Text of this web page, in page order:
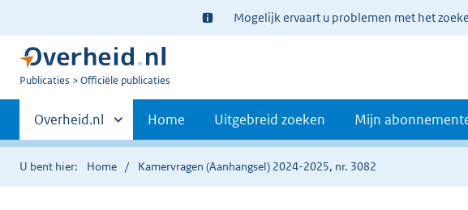
Ter
informatie:
Mogelijk ervaart u problemen met het
U
Publicaties Officiële publicaties
Primaire
navigatie
Andere
sites
binnen
Overheid.nl Home Uitgebreid zoeken Mijn
U bent hier: Home Kamervragen (Aanhangsel) 2024-2025, nr. 3082